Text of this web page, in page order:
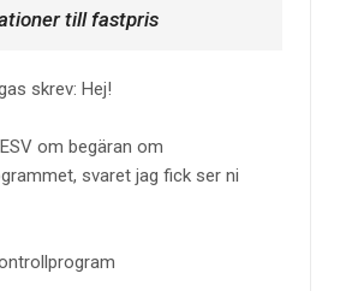
till fastpris
skrev: Hej!
om begäran om
svaret jag fick ser ni